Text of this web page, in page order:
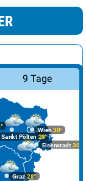
9 Tage
Graz28°
Wien 30°
Eisenstadt 30°
Sankt Pölten 28°